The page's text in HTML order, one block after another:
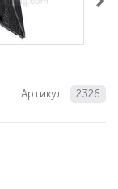
Артикул: 2326